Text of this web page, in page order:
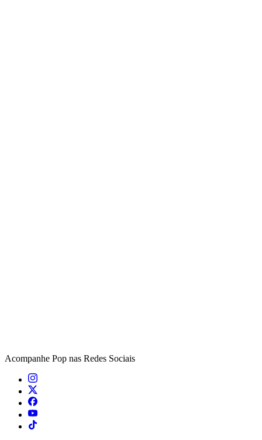
Acompanhe Pop nas Redes Sociais